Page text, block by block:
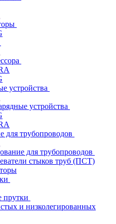
устройства
устройства
для трубопроводов
для трубопроводов
стыков труб (ПСТ)
прутки
и низколегированных